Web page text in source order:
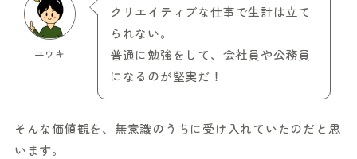
ユウキ
クリエイティブな仕事で生計は立て
られない。
普通に勉強をして、会社員や公務員
になるのが堅実だ！
そんな価値観を、無意識のうちに受け入れていたのだと思
います。